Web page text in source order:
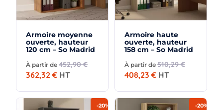
Armoire moyenne
ouverte, hauteur
120 cm – So Madrid
À partir de 452,90 €
362,32 € HT
Armoire haute
ouverte, hauteur
158 cm – So Madrid
À partir de 510,29 €
408,23 € HT
-20% -20%